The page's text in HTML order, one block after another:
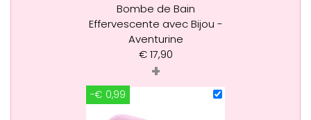
Bombe de Bain
Effervescente avec Bijou -
Aventurine
€17,90
+
-€ 0,99